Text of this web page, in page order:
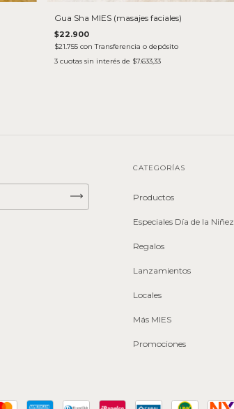
Gua Sha MIES (masajes faciales)
$22.900
$21.755 con Transferencia o depósito
3 cuotas sin interés de $7.633,33
CATEGORÍAS
Productos
Especiales Día de la Niñez
Regalos
Lanzamientos
Locales
Más MIES
Promociones